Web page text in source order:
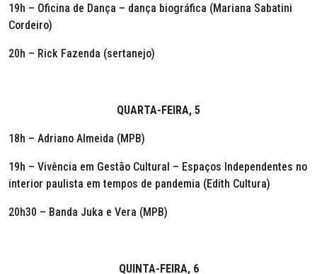
19h – Oficina de Dança – dança biográfica (Mariana Sabatini
Cordeiro)
20h – Rick Fazenda (sertanejo)
QUARTA-FEIRA, 5
18h – Adriano Almeida (MPB)
19h – Vivência em Gestão Cultural – Espaços Independentes no
interior paulista em tempos de pandemia (Edith Cultura)
20h30 – Banda Juka e Vera (MPB)
QUINTA-FEIRA, 6